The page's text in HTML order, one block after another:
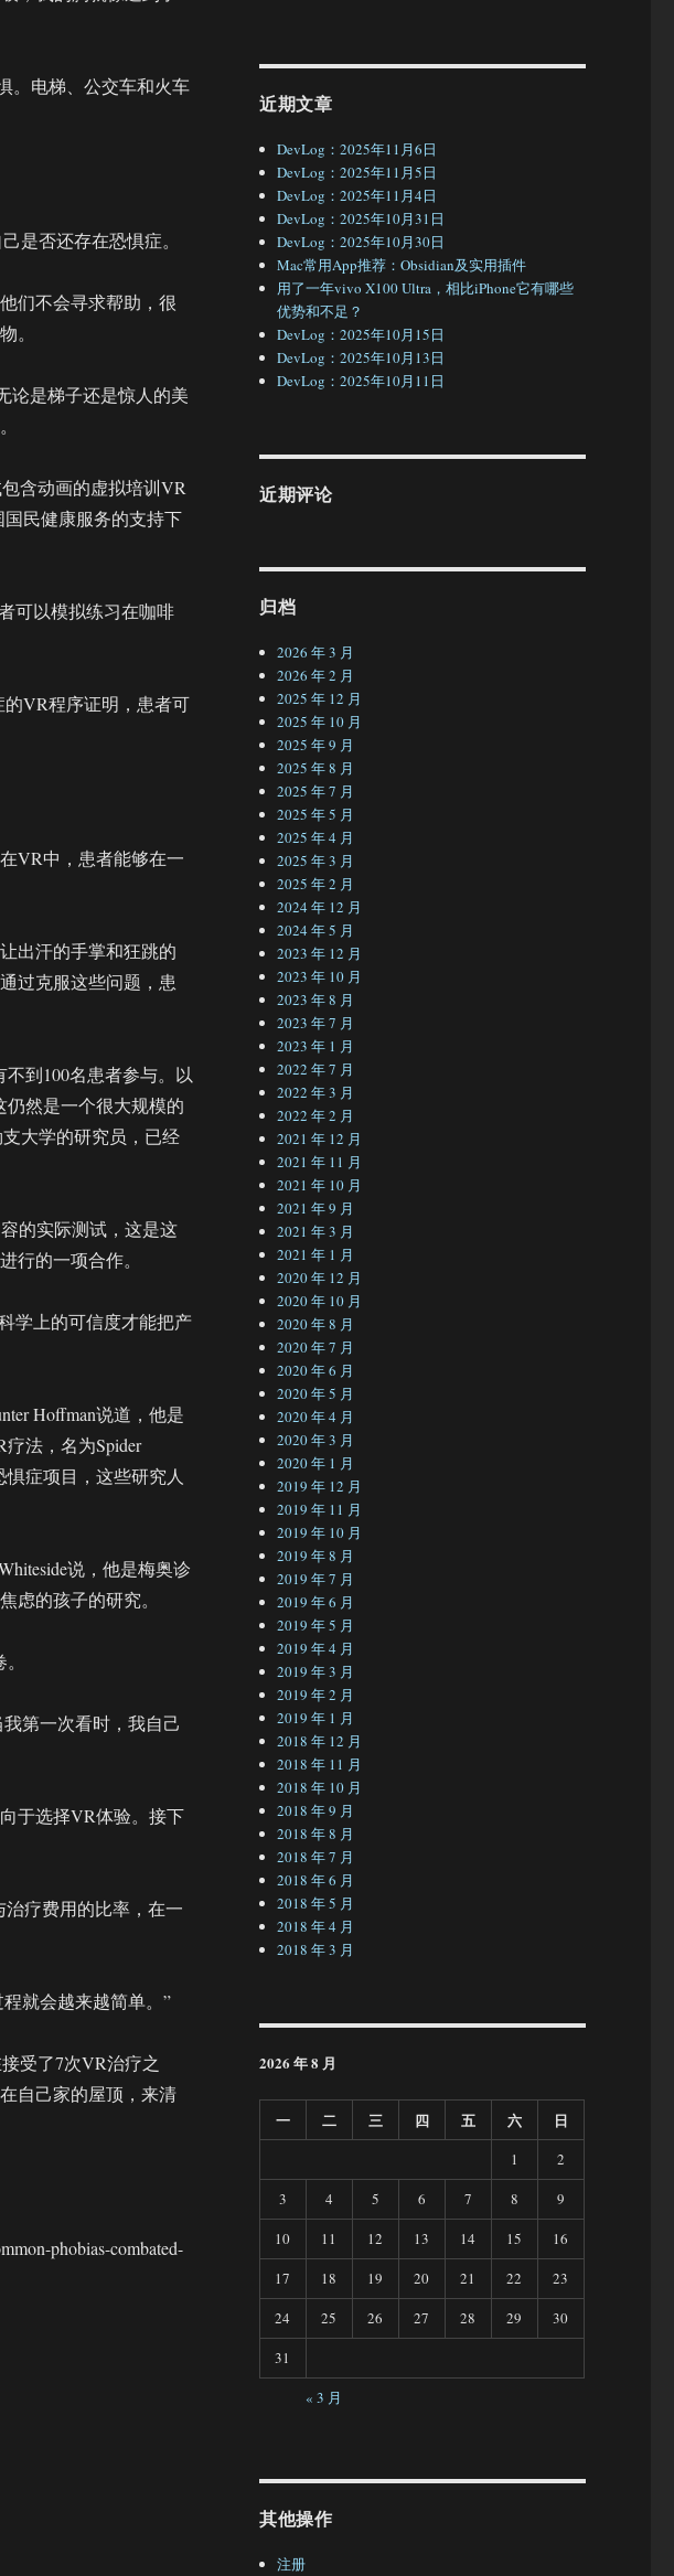
。电梯、公交车和火车
是否还存在恐惧症。
们不会寻求帮助，很
。
论是梯子还是惊人的美
含动画的虚拟培训VR
国民健康服务的支持下
可以模拟练习在咖啡
的VR程序证明，患者可
VR中，患者能够在一
出汗的手掌和狂跳的
过克服这些问题，患
到100名患者参与。以
然是一个很大规模的
支大学的研究员，已经
的实际测试，这是这
行的一项合作。
学上的可信度才能把产
Hoffman说道，他是
法，名为Spider
症项目，这些研究人
说，他是梅奥诊
虑的孩子的研究。
第一次看时，我自己
于选择VR体验。接下
疗费用的比率，在一
就会越来越简单。”
受了7次VR治疗之
自己家的屋顶，来清
phobias-combated-
近期文章
DevLog：2025年11月6日
DevLog：2025年11月5日
DevLog：2025年11月4日
DevLog：2025年10月31日
DevLog：2025年10月30日
Mac常用App推荐：Obsidian及实用插件
用了一年vivo X100 Ultra，相比iPhone它有哪些
优势和不足？
DevLog：2025年10月15日
DevLog：2025年10月13日
DevLog：2025年10月11日
近期评论
归档
2026 年 3 月
2026 年 2 月
2025 年 12 月
2025 年 10 月
2025 年 9 月
2025 年 8 月
2025 年 7 月
2025 年 5 月
2025 年 4 月
2025 年 3 月
2025 年 2 月
2024 年 12 月
2024 年 5 月
2023 年 12 月
2023 年 10 月
2023 年 8 月
2023 年 7 月
2023 年 1 月
2022 年 7 月
2022 年 3 月
2022 年 2 月
2021 年 12 月
2021 年 11 月
2021 年 10 月
2021 年 9 月
2021 年 3 月
2021 年 1 月
2020 年 12 月
2020 年 10 月
2020 年 8 月
2020 年 7 月
2020 年 6 月
2020 年 5 月
2020 年 4 月
2020 年 3 月
2020 年 1 月
2019 年 12 月
2019 年 11 月
2019 年 10 月
2019 年 8 月
2019 年 7 月
2019 年 6 月
2019 年 5 月
2019 年 4 月
2019 年 3 月
2019 年 2 月
2019 年 1 月
2018 年 12 月
2018 年 11 月
2018 年 10 月
2018 年 9 月
2018 年 8 月
2018 年 7 月
2018 年 6 月
2018 年 5 月
2018 年 4 月
2018 年 3 月
2026 年 8 月
一 二 三 四 五 六 日
1
2
3
4 5 6 7 8
9
10
11 12 13 14 15
16
17
18 19 20 21 22
23
24
25 26 27 28 29
30
31
« 3 月
其他操作
注册